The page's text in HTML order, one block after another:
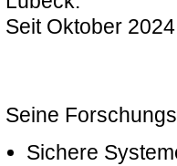
Seit Oktober
Seine
Sichere